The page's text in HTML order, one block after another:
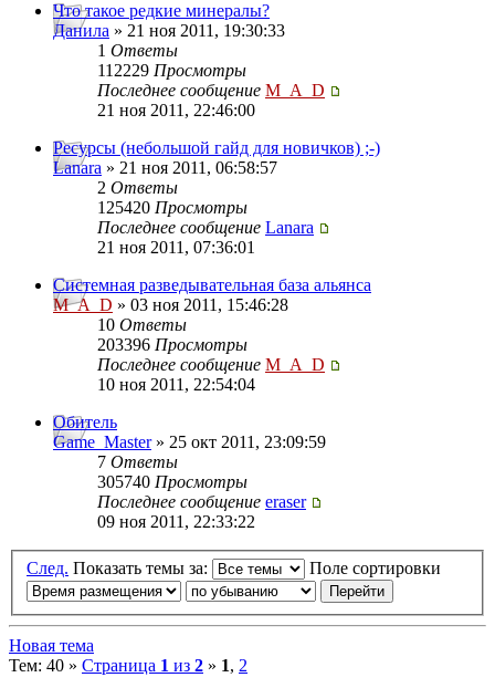
Что такое редкие минералы?
Данила » 21 ноя 2011, 19:30:33
1 Ответы
112229 Просмотры
Последнее сообщение M_A_D
21 ноя 2011, 22:46:00
Ресурсы (небольшой гайд для новичков) ;-)
Lanara » 21 ноя 2011, 06:58:57
2 Ответы
125420 Просмотры
Последнее сообщение Lanara
21 ноя 2011, 07:36:01
Системная разведывательная база альянса
M_A_D » 03 ноя 2011, 15:46:28
10 Ответы
203396 Просмотры
Последнее сообщение M_A_D
10 ноя 2011, 22:54:04
Обитель
Game_Master» 25 окт 2011, 23:09:59
7 Ответы
305740 Просмотры
Последнее сообщение eraser
09 ноя 2011, 22:33:22
След. Показать темы за: Поле сортировки
Новая тема
Тем: 40 » Страница 1 из 2 » 1, 2